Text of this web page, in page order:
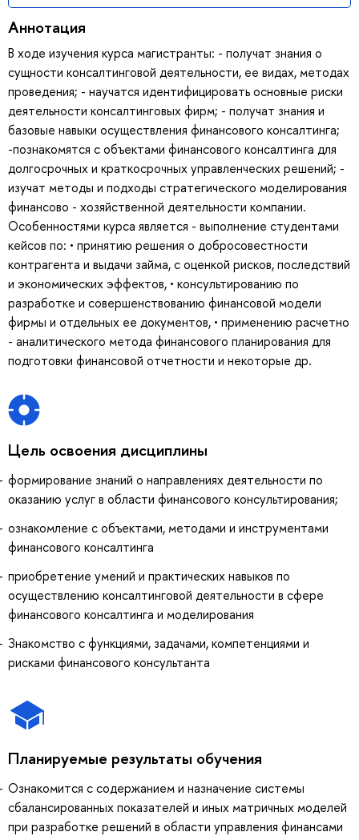
Аннотация
В ходе изучения курса магистранты: - получат знания о
сущности консалтинговой деятельности, ее видах, методах
проведения; - научатся идентифицировать основные риски
деятельности консалтинговых фирм; - получат знания и
базовые навыки осуществления финансового консалтинга;
-познакомятся с объектами финансового консалтинга для
долгосрочных и краткосрочных управленческих решений; -
изучат методы и подходы стратегического моделирования
финансово - хозяйственной деятельности компании.
Особенностями курса является - выполнение студентами
кейсов по: • принятию решения о добросовестности
контрагента и выдачи займа, с оценкой рисков, последствий
и экономических эффектов, • консультированию по
разработке и совершенствованию финансовой модели
фирмы и отдельных ее документов, • применению расчетно
- аналитического метода финансового планирования для
подготовки финансовой отчетности и некоторые др.
Цель освоения дисциплины
формирование знаний о направлениях деятельности по
оказанию услуг в области финансового консультирования;
ознакомление с объектами, методами и инструментами
финансового консалтинга
приобретение умений и практических навыков по
осуществлению консалтинговой деятельности в сфере
финансового консалтинга и моделирования
Знакомство с функциями, задачами, компетенциями и
рисками финансового консультанта
Планируемые результаты обучения
Ознакомится с содержанием и назначение системы
сбалансированных показателей и иных матричных моделей
при разработке решений в области управления финансами